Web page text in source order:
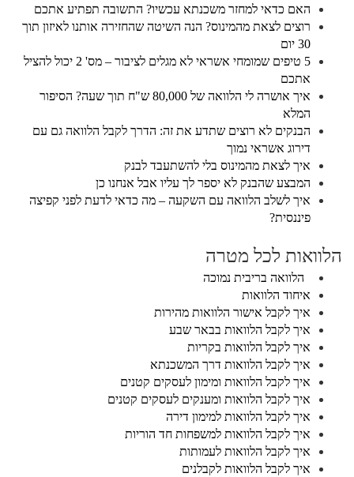
האם כדאי למחזר משכנתא עכשיו? התשובה תפתיע אתכם
רוצים לצאת מהמינוס? הנה השיטה שהחזירה אותנו לאיזון תוך
30 יום
5 טיפים שמומחי אשראי לא מגלים לציבור – מס' 2 יכול להציל
אתכם
איך אושרה לי הלוואה של 80,000 ש"ח תוך שעה? הסיפור
המלא
הבנקים לא רוצים שתדע את זה: הדרך לקבל הלוואה גם עם
דירוג אשראי נמוך
איך לצאת מהמינוס בלי להשתעבד לבנק
המבצע שהבנק לא יספר לך עליו אבל אנחנו כן
איך לשלב הלוואה עם השקעה – מה כדאי לדעת לפני קפיצה
פיננסית?
הלוואות לכל מטרה
הלוואה בריבית נמוכה
איחוד הלוואות
איך לקבל אישור הלוואות מהירות
איך לקבל הלוואות בבאר שבע
איך לקבל הלוואות בקריות
איך לקבל הלוואות דרך המשכנתא
איך לקבל הלוואות ומימון לעסקים קטנים
איך לקבל הלוואות ומענקים לעסקים קטנים
איך לקבל הלוואות למימון דירה
איך לקבל הלוואות למשפחות חד הוריות
איך לקבל הלוואות לעמותות
איך לקבל הלוואות לקבלנים